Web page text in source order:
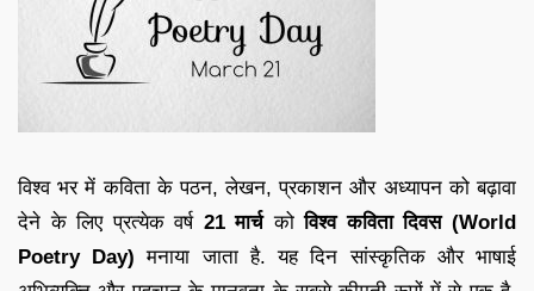
विश्व भर में कविता के पठन, लेखन, प्रकाशन और अध्यापन को बढ़ावा
देने के लिए प्रत्येक वर्ष 21 मार्चकोविश्व कविता दिवस (World
Poetry Day) मनाया जाता है. यह दिन सांस्कृतिक और भाषाई